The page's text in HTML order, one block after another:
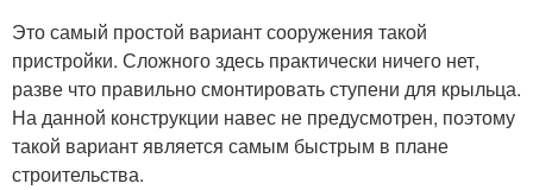
Это самый простой вариант сооружения такой
пристройки. Сложного здесь практически ничего нет,
разве что правильно смонтировать ступени для крыльца.
На данной конструкции навес не предусмотрен, поэтому
такой вариант является самым быстрым в плане
строительства.